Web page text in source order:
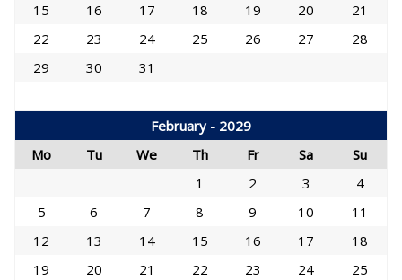
15
16 17 18 19 20
21
22
23 24 25 26 27
28
29
30 31
February - 2029
Mo
Tu We Th Fr Sa
Su
1
2 3
4
5
6 7 8 9 10
11
12
13 14 15 16 17
18
19
20 21 22 23 24
25